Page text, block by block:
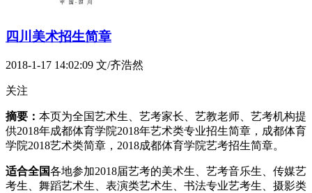
四川美术招生简章
2018-1-17 14:02:09 文/齐浩然
关注
摘要： 本页为全国艺术生、艺考家长、艺教老师、艺考机构提
供2018年成都体育学院2018年艺术类专业招生简章，成都体育
学院2018艺术类简章，2018成都体育学院艺考招生简章。
适合全国各地参加2018届艺考的美术生、艺考音乐生、传媒艺
考生、舞蹈艺术生、表演类艺术生、书法专业艺考生、摄影类